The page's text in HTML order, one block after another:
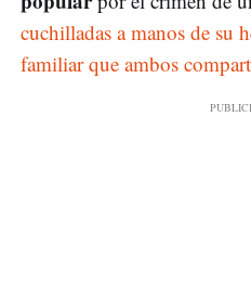
cuchilladas a manos de su
familiar que ambos